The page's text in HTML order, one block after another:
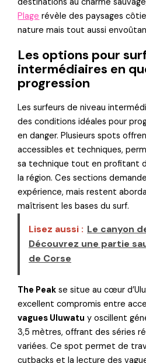
Plage révèle des paysages
nature mais tout aussi
Les options pour
intermédiaires en
progression
Les surfeurs de niveau
des conditions idéales pour
en danger. Plusieurs spots
accessibles et techniques,
sa technique tout en profitant
la région. Ces sections
expérience, mais restent
maîtrisent les bases du surf.
Lisez aussi : Le canyon
Découvrez une partie
de Corse
The Peak se situe au cœur
excellent compromis entre
vagues Uluwatu y oscillent
3,5 mètres, offrant des séries
variées. Ce spot permet de
cutbacks et la lecture des